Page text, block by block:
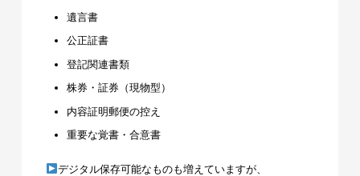
遺言書
公正証書
登記関連書類
株券・証券（現物型）
内容証明郵便の控え
重要な覚書・合意書
デジタル保存可能なものも増えていますが、